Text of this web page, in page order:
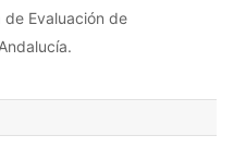
Evaluación de